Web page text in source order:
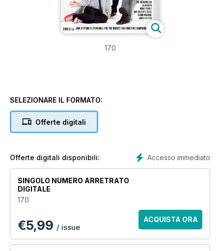
170
SELEZIONARE IL FORMATO:
Offerte digitali
Accesso immediato
Offerte digitali disponibili:
SINGOLO NUMERO ARRETRATO
DIGITALE
170
€5,99 / issue
ACQUISTA ORA